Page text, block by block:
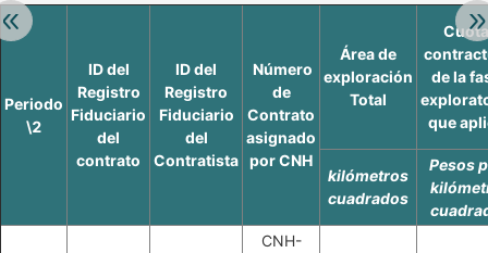
Retroceder:
Periodo
\2
ID del
Registro
Fiduciario
del
contrato
ID del
Registro
Fiduciario
del
Contratista
Número
de
Contrato
asignado
por CNH
Área de
exploración
Total
Cuota
de la
que
kilómetros
cuadrados
Pesos
CNH-